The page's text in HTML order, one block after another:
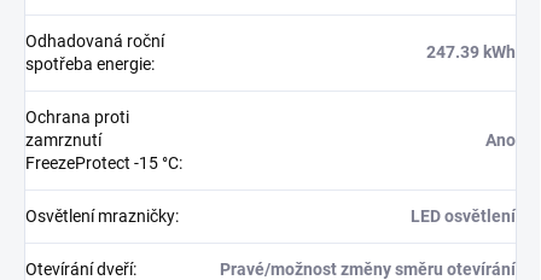
Odhadovaná roční
spotřeba energie:
247.39 kWh
Ochrana proti
zamrznutí
FreezeProtect -15 °C:
Ano
Osvětlení mrazničky: LED osvětlení
Otevírání dveří: Pravé/možnost změny směru otevírání